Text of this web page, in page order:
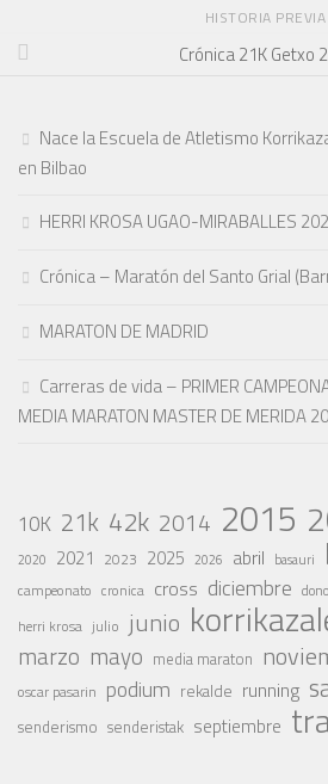
HISTORIA PREVIA
Crónica 21K Getxo
Nace la Escuela de Atletismo
en Bilbao
HERRI KROSA UGAO-MIRABALLES
Crónica – Maratón del Santo Grial
MARATON DE MADRID
Carreras de vida – PRIMER
MEDIA MARATON MASTER DE MERIDA
10K 21k 42k 2014 2015
2020 2021 2023 2025 2026 abril basauri
campeonato cronica cross diciembre
herri krosa julio junio
marzo mayo media maraton
oscar pasarin podium rekalde running
senderismo senderistak septiembre